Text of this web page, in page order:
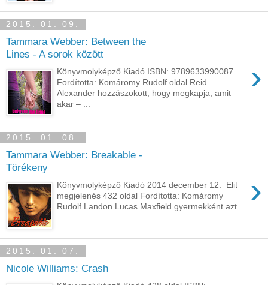
2015. 01. 09.
Tammara Webber: Between the
Lines - A sorok között
›
Könyvmolyképző Kiadó ISBN: 9789633990087
Fordította: Komáromy Rudolf oldal Reid
Alexander hozzászokott, hogy megkapja, amit
akar – ...
2015. 01. 08.
Tammara Webber: Breakable -
Törékeny
›
Könyvmolyképző Kiadó 2014 december 12. Elit
megjelenés 432 oldal Fordította: Komáromy
Rudolf Landon Lucas Maxfield gyermekként azt...
2015. 01. 07.
Nicole Williams: Crash